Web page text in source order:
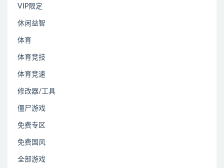
VIP限定
休闲益智
体育
体育竞技
体育竞速
修改器/工具
僵尸游戏
免费专区
免费国风
全部游戏